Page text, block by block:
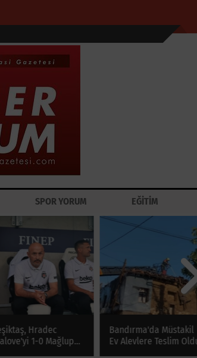
SPOR YORUM EĞİTİM
Hradec
1-0 Mağlup
Bandırma'da Müstakil
Ev Alevlere Teslim Oldu